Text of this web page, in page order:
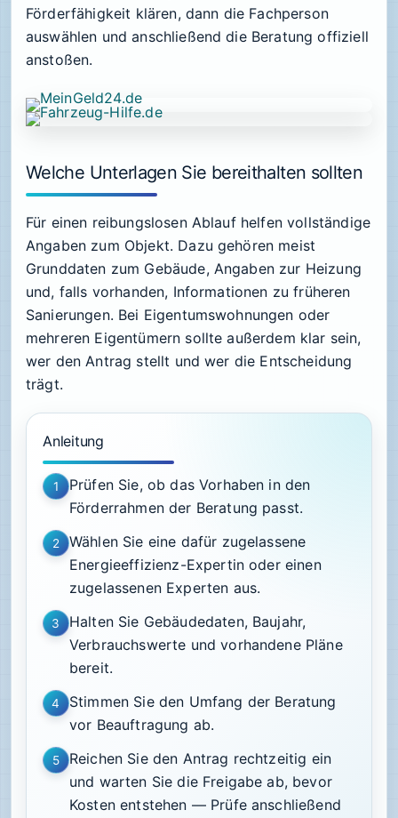
Förderfähigkeit klären, dann die Fachperson
auswählen und anschließend die Beratung offiziell
anstoßen.
Welche Unterlagen Sie bereithalten sollten
Für einen reibungslosen Ablauf helfen vollständige
Angaben zum Objekt. Dazu gehören meist
Grunddaten zum Gebäude, Angaben zur Heizung
und, falls vorhanden, Informationen zu früheren
Sanierungen. Bei Eigentumswohnungen oder
mehreren Eigentümern sollte außerdem klar sein,
wer den Antrag stellt und wer die Entscheidung
trägt.
Anleitung
1
Prüfen Sie, ob das Vorhaben in den
Förderrahmen der Beratung passt.
2
Wählen Sie eine dafür zugelassene
Energieeffizienz-Expertin oder einen
zugelassenen Experten aus.
3
Halten Sie Gebäudedaten, Baujahr,
Verbrauchswerte und vorhandene Pläne
bereit.
4
Stimmen Sie den Umfang der Beratung
vor Beauftragung ab.
5
Reichen Sie den Antrag rechtzeitig ein
und warten Sie die Freigabe ab, bevor
Kosten entstehen — Prüfe anschließend